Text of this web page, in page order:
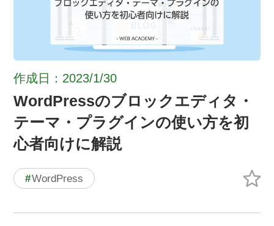
作成日：2023/1/30
WordPressのブロックエディタ・
テーマ・プラグインの使い方を初
心者向けに解説
#WordPress